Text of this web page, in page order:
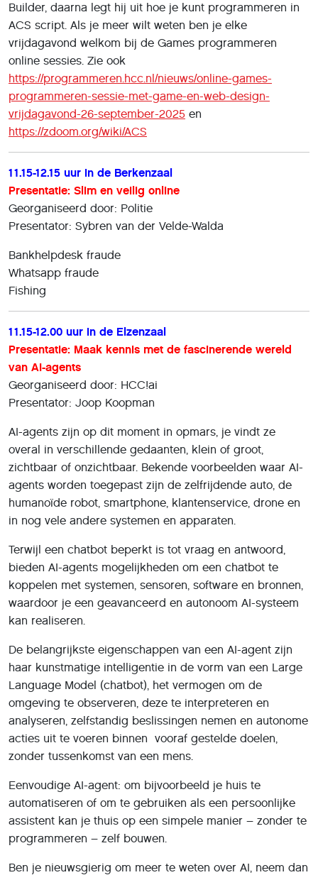
Builder, daarna legt hij uit hoe je kunt programmeren in
ACS script. Als je meer wilt weten ben je elke
vrijdagavond welkom bij de Games programmeren
online sessies. Zie ook
https://programmeren.hcc.nl/nieuws/online-games-
programmeren-sessie-met-game-en-web-design-
vrijdagavond-26-september-2025 en
https://zdoom.org/wiki/ACS
11.15-12.15 uur in de Berkenzaal
Presentatie: Slim en veilig online
Georganiseerd door: Politie
Presentator: Sybren van der Velde-Walda
Bankhelpdesk fraude
Whatsapp fraude
Fishing
11.15-12.00 uur in de Elzenzaal
Presentatie: Maak kennis met de fascinerende wereld
van AI-agents
Georganiseerd door: HCC!ai
Presentator: Joop Koopman
AI-agents zijn op dit moment in opmars, je vindt ze
overal in verschillende gedaanten, klein of groot,
zichtbaar of onzichtbaar. Bekende voorbeelden waar AI-
agents worden toegepast zijn de zelfrijdende auto, de
humanoïde robot, smartphone, klantenservice, drone en
in nog vele andere systemen en apparaten.
Terwijl een chatbot beperkt is tot vraag en antwoord,
bieden AI-agents mogelijkheden om een chatbot te
koppelen met systemen, sensoren, software en bronnen,
waardoor je een geavanceerd en autonoom AI-systeem
kan realiseren.
De belangrijkste eigenschappen van een AI-agent zijn
haar kunstmatige intelligentie in de vorm van een Large
Language Model (chatbot), het vermogen om de
omgeving te observeren, deze te interpreteren en
analyseren, zelfstandig beslissingen nemen en autonome
acties uit te voeren binnen vooraf gestelde doelen,
zonder tussenkomst van een mens.
Eenvoudige AI-agent: om bijvoorbeeld je huis te
automatiseren of om te gebruiken als een persoonlijke
assistent kan je thuis op een simpele manier – zonder te
programmeren – zelf bouwen.
Ben je nieuwsgierig om meer te weten over AI, neem dan